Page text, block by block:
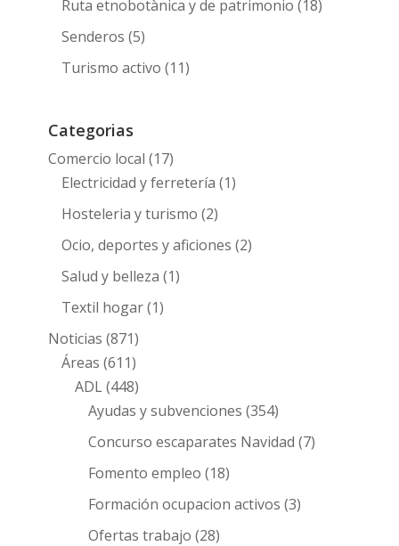
Ruta etnobotànica y de patrimonio (18)
Senderos (5)
Turismo activo (11)
Categorias
Comercio local (17)
Electricidad y ferretería (1)
Hosteleria y turismo (2)
Ocio, deportes y aficiones (2)
Salud y belleza (1)
Textil hogar(1)
Noticias (871)
Áreas (611)
ADL(448)
Ayudas y subvenciones (354)
Concurso escaparates Navidad (7)
Fomento empleo (18)
Formación ocupacion activos (3)
Ofertas trabajo (28)